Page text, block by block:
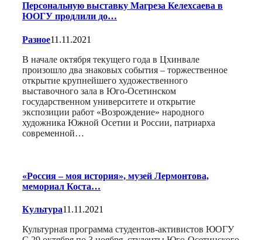
Персональную выставку Магреза Келехсаева в
ЮОГУ продлили до…
Разное11.11.2021
В начале октября текущего года в Цхинвале
произошло два знаковых события – торжественное
открытие крупнейшего художественного
выставочного зала в Юго-Осетинском
государственном университете и открытие
экспозиции работ «Возрождение» народного
художника Южной Осетии и России, патриарха
современной…
«Россия – моя история», музей Лермонтова,
мемориал Коста…
Культура11.11.2021
Культурная программа студентов-активистов ЮОГУ